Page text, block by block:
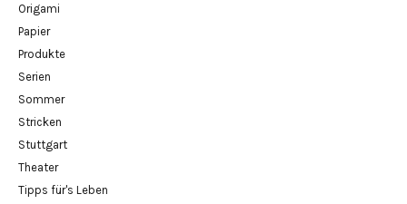
Origami
Papier
Produkte
Serien
Sommer
Stricken
Stuttgart
Theater
Tipps für's Leben